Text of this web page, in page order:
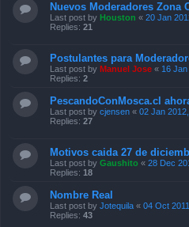
Nuevos Moderadores Zona
Last post by Houston « 20 Jan
Replies: 21
Postulantes para
Last post by Manuel Jose « 16
Replies: 2
PescandoConMosca.cl
Last post by cjensen « 02 Jan
Replies: 27
Motivos caida 27 de
Last post by Gaushito « 28 Dec
Replies: 18
Nombre Real
Last post by Jotequila « 04 Oct
Replies: 43